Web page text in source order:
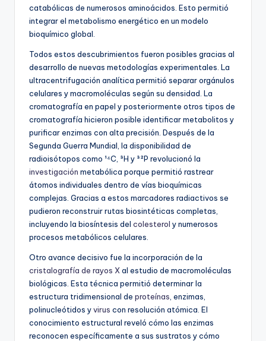
catabólicas de numerosos aminoácidos. Esto permitió
integrar el metabolismo energético en un modelo
bioquímico global.
Todos estos descubrimientos fueron posibles gracias al
desarrollo de nuevas metodologías experimentales. La
ultracentrifugación analítica permitió separar orgánulos
celulares y macromoléculas según su densidad. La
cromatografía en papel y posteriormente otros tipos de
cromatografía hicieron posible identificar metabolitos y
purificar enzimas con alta precisión. Después de la
Segunda Guerra Mundial, la disponibilidad de
radioisótopos como ¹⁴C, ³H y ³²P revolucionó la
investigación metabólica porque permitió rastrear
átomos individuales dentro de vías bioquímicas
complejas. Gracias a estos marcadores radiactivos se
pudieron reconstruir rutas biosintéticas completas,
incluyendo la biosíntesis del colesterol y numerosos
procesos metabólicos celulares.
Otro avance decisivo fue la incorporación de la
cristalografía de rayos Xal estudio de macromoléculas
biológicas. Esta técnica permitió determinar la
estructura tridimensional de proteínas , enzimas,
polinucleótidos yvirus con resolución atómica. El
conocimiento estructural reveló cómo las enzimas
reconocen específicamente a sus sustratos y cómo